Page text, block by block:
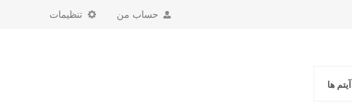
تنظیمات حساب من
آیتم ها